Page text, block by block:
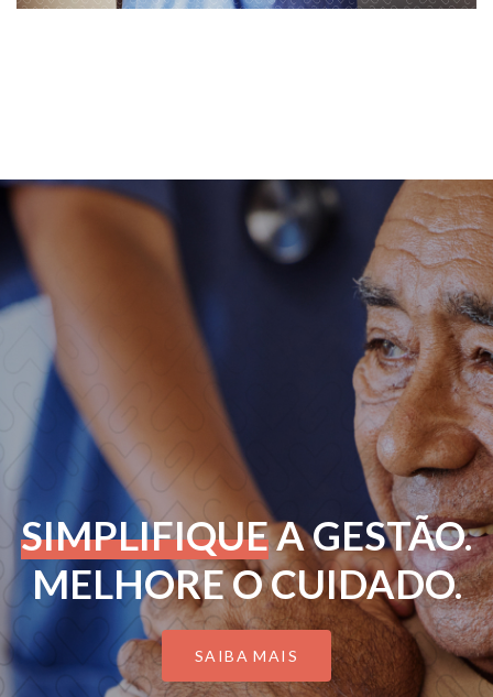
SIMPLIFIQUEA GESTÃO.
MELHORE O CUIDADO.
SAIBA MAIS